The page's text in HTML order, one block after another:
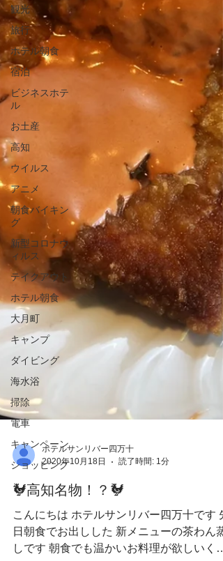
観光
旅行
ホテル朝食
宿泊
ビジネスホテ
ル
お土産
高知
ウイルス
アニメ
朝食バイキン
グ
新型コロナウ
ィルス
テイクアウト
ホテル朝食
大月町
キャンプ
ダイビング
海水浴
掃除
電車
キャンペーン
ショッピング
2020年10月18日
読了時間: 1分
🐓高知名物！？🐓
こんにちは ホテルサンリバー四万十です